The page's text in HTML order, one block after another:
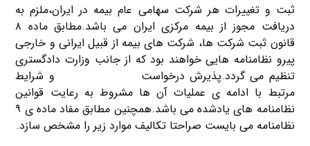
ثبت و تغییرات هر شرکت سهامی عام بیمه در ایران،ملزم به
دریافت مجوز از بیمه مرکزی ایران می باشد.مطابق ماده ۸
قانون ثبت شرکت ها، شرکت های بیمه از قبیل ایرانی و خارجی
پیرو نظامنامه هایی خواهند بود که از جانب وزارت دادگستری
تنظیم می گردد.پذیرش درخواست
و شرایط
مرتبط با ادامه ی عملیات آن ها مشروط به رعایت قوانین
نظامنامه های یادشده می باشد.همچنین مطابق مفاد ماده ی ۹
نظامنامه می بایست صراحتا تکالیف موارد زیر را مشخص سازد.